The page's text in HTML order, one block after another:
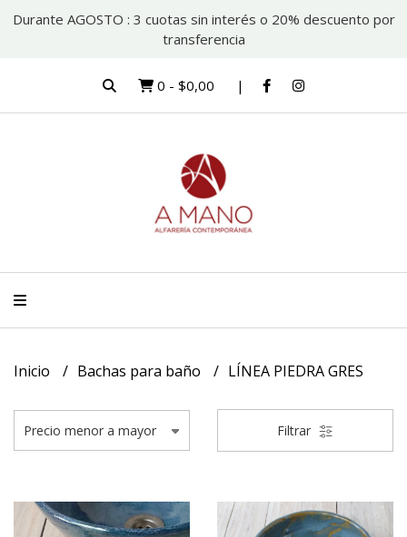
Durante AGOSTO : 3 cuotas sin interés o 20% descuento por
transferencia
0 - $0,00
Inicio Bachas para baño LÍNEA PIEDRA GRES
Filtrar